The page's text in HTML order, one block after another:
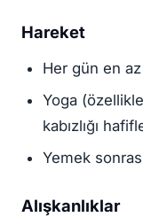
Hareket
Her gün en az
Yoga
kabızlığı
Yemek
Alışkanlıklar